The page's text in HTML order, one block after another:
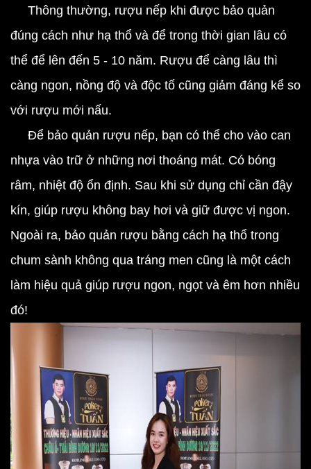
Thông thường, rượu nếp khi được bảo quản
đúng cách như hạ thổ và để trong thời gian lâu có
thể để lên đến 5 - 10 năm. Rượu để càng lâu thì
càng ngon, nồng độ và độc tố cũng giảm đáng kể so
với rượu mới nấu.
Để bảo quản rượu nếp, bạn có thể cho vào can
nhựa vào trữ ở những nơi thoáng mát. Có bóng
râm, nhiệt độ ổn định. Sau khi sử dụng chỉ cần đậy
kín, giúp rượu không bay hơi và giữ được vị ngon.
Ngoài ra, bảo quản rượu bằng cách hạ thổ trong
chum sành không qua tráng men cũng là một cách
làm hiệu quả giúp rượu ngon, ngọt và êm hơn nhiều
đó!